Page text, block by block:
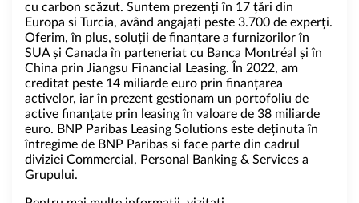
cu carbon scăzut. Suntem prezenți în 17 țări din
Europa si Turcia, având angajați peste 3.700 de experți.
Oferim, în plus, soluții de finanțare a furnizorilor în
SUA și Canada în parteneriat cu Banca Montréal și în
China prin Jiangsu Financial Leasing. În 2022, am
creditat peste 14 miliarde euro prin finanțarea
activelor, iar în prezent gestionam un portofoliu de
active finanțate prin leasing în valoare de 38 miliarde
euro. BNP Paribas Leasing Solutions este deținuta în
întregime de BNP Paribas si face parte din cadrul
diviziei Commercial, Personal Banking & Services a
Grupului.